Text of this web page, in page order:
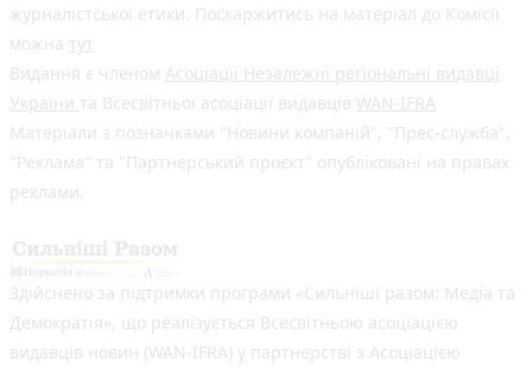
журналістської етики. Поскаржитись на матеріал до Комісії
можна тут
Видання є членом Асоціації Незалежні регіональні видавці
України та Всесвітньої асоціації видавців WAN-IFRA
Матеріали з позначками "Новини компаній", "Прес-служба",
"Реклама" та "Партнерський проєкт" опубліковані на правах
реклами.
Здійснено за підтримки програми «Сильніші разом: Медіа та
Демократія», що реалізується Всесвітньою асоціацією
видавців новин (WAN-IFRA) у партнерстві з Асоціацією